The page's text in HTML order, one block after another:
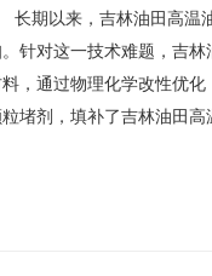
期以来，吉林油田高温油
针对这一技术难题，吉
，通过物理化学改性优
堵剂，填补了吉林油田高